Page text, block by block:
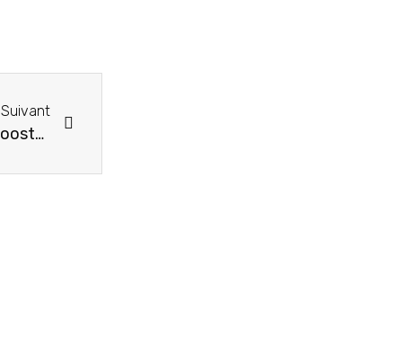
Suivant
« Le Hub SADEK/Likasi bien positionnée pour booster l’Entrepreneuriat Féminin avec ONU Femmes »